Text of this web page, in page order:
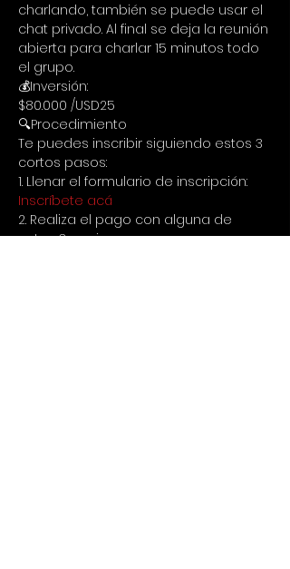
charlando, también se puede usar el
chat privado. Al final se deja la reunión
abierta para charlar 15 minutos todo
el grupo.
💰Inversión:
$80.000 /USD25
🔍Procedimiento
Te puedes inscribir siguiendo estos 3
cortos pasos:
1. Llenar el formulario de inscripción:
Inscríbete acá
2. Realiza el pago con alguna de
estas 3 opciones: